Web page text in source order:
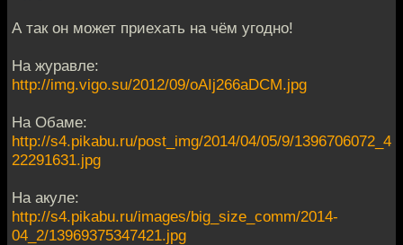
А так он может приехать на чём угодно!
На журавле:
http://img.vigo.su/2012/09/oAIj266aDCM.jpg
На Обаме:
http://s4.pikabu.ru/post_img/2014/04/05/9/1396706072_4
22291631.jpg
На акуле:
http://s4.pikabu.ru/images/big_size_comm/2014-
04_2/13969375347421.jpg